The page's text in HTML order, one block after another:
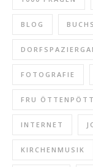
BLOG
FOTOGRAFIE
FRU
INTERNET
KIRCHENMUSIK